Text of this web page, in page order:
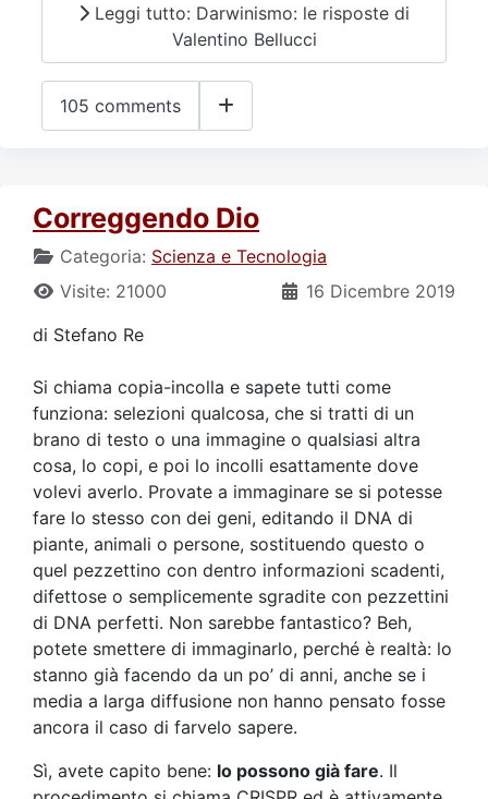
Leggi tutto: Darwinismo: le risposte di
Valentino Bellucci
105 comments
Correggendo Dio
Categoria: Scienza e Tecnologia
16 Dicembre 2019
Visite: 21000
di Stefano Re
Si chiama copia-incolla e sapete tutti come
funziona: selezioni qualcosa, che si tratti di un
brano di testo o una immagine o qualsiasi altra
cosa, lo copi, e poi lo incolli esattamente dove
volevi averlo. Provate a immaginare se si potesse
fare lo stesso con dei geni, editando il DNA di
piante, animali o persone, sostituendo questo o
quel pezzettino con dentro informazioni scadenti,
difettose o semplicemente sgradite con pezzettini
di DNA perfetti. Non sarebbe fantastico? Beh,
potete smettere di immaginarlo, perché è realtà: lo
stanno già facendo da un po’ di anni, anche se i
media a larga diffusione non hanno pensato fosse
ancora il caso di farvelo sapere.
Sì, avete capito bene: lo possono già fare. Il